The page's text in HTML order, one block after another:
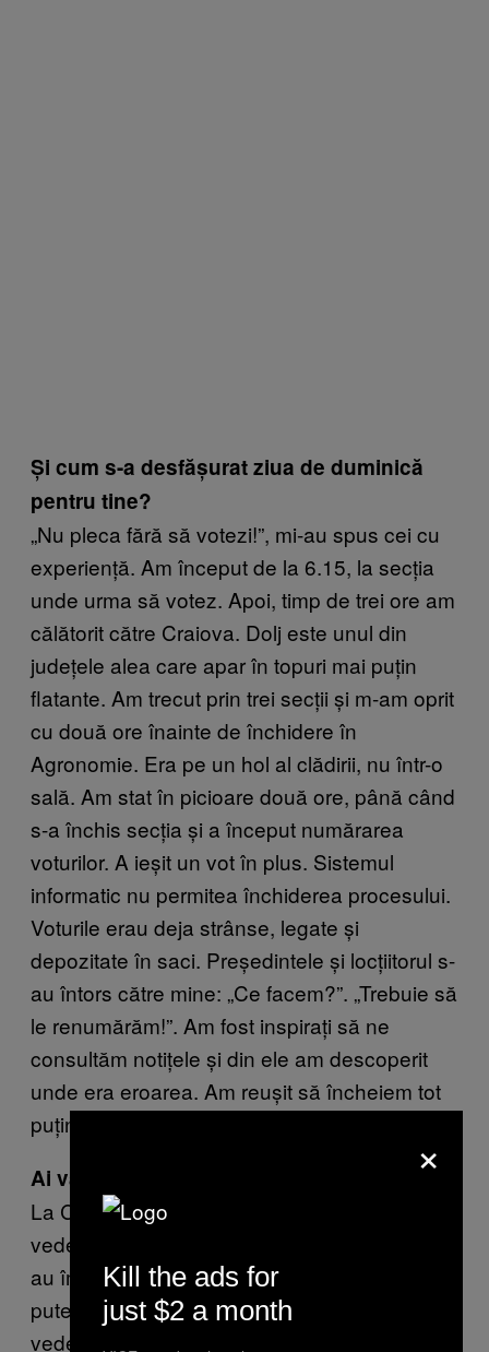
Și cum s-a desfășurat ziua de duminică
pentru tine?
„Nu pleca fără să votezi!”, mi-au spus cei cu
experiență. Am început de la 6.15, la secția
unde urma să votez. Apoi, timp de trei ore am
călătorit către Craiova. Dolj este unul din
județele alea care apar în topuri mai puțin
flatante. Am trecut prin trei secții și m-am oprit
cu două ore înainte de închidere în
Agronomie. Era pe un hol al clădirii, nu într-o
sală. Am stat în picioare două ore, până când
s-a închis secția și a început numărarea
voturilor. A ieșit un vot în plus. Sistemul
informatic nu permitea închiderea procesului.
Voturile erau deja strânse, legate și
depozitate în saci. Președintele și locțiitorul s-
au întors către mine: „Ce facem?”. „Trebuie să
le renumărăm!”. Am fost inspirați să ne
consultăm notițele și din ele am descoperit
unde era eroarea. Am reușit să încheiem tot
puțin după ora trei dimineața.
Ai văzut vreo neregulă?
La Craiova, la secția de vizavi, pe care o
vedeam de pe geam, oamenii păreau că și-
au împărțit buletinele și numărau în grup. Nu
puteam ieși din secție, așa că am filmat ce se
vedea de la distanță. E o practică cunoscută,
×
Kill the ads for
just $2 a month